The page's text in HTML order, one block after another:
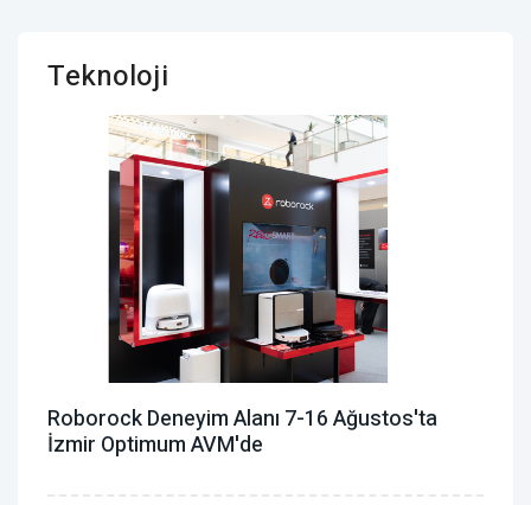
Teknoloji
Roborock Deneyim Alanı 7-16 Ağustos'ta
İzmir Optimum AVM'de